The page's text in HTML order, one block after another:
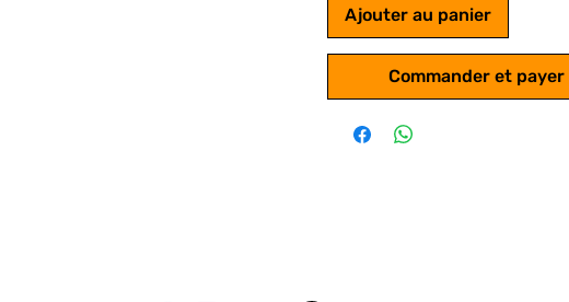
Ajouter au panier
Commander et payer